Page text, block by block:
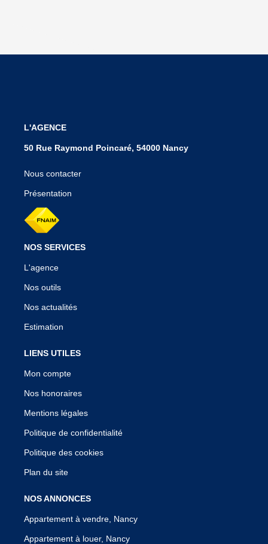
L'AGENCE
50 Rue Raymond Poincaré, 54000 Nancy
Nous contacter
Présentation
NOS SERVICES
L'agence
Nos outils
Nos actualités
Estimation
LIENS UTILES
Mon compte
Nos honoraires
Mentions légales
Politique de confidentialité
Politique des cookies
Plan du site
NOS ANNONCES
Appartement à vendre, Nancy
Appartement à louer, Nancy